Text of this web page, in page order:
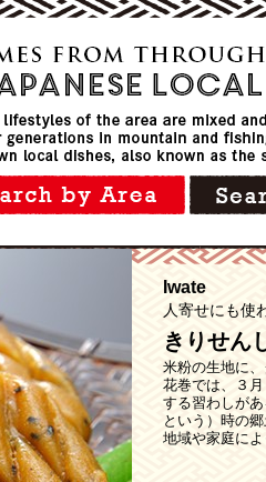
Iwate
人寄せにも使
きりせん
米粉の生地に、
花巻では、３
する習わしが
という）時の
地域や家庭によ